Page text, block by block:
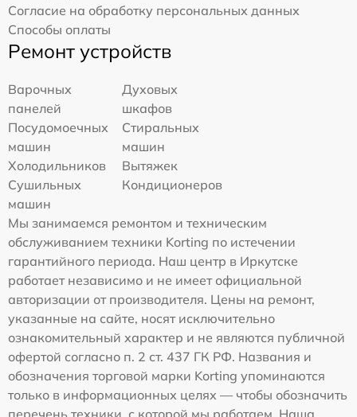
Согласие на обработку персональных данных
Способы оплаты
Ремонт устройств
Варочных
панелей
Духовых
шкафов
Посудомоечных
машин
Стиральных
машин
Холодильников
Вытяжек
Сушильных
машин
Кондиционеров
Мы занимаемся ремонтом и техническим
обслуживанием техники Korting по истечении
гарантийного периода. Наш центр в Иркутске
работает независимо и не имеет официальной
авторизации от производителя. Цены на ремонт,
указанные на сайте, носят исключительно
ознакомительный характер и не являются публичной
офертой согласно п. 2 ст. 437 ГК РФ. Названия и
обозначения торговой марки Korting упоминаются
только в информационных целях — чтобы обозначить
перечень техники, с которой мы работаем. Наша